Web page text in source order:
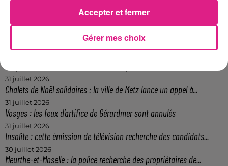
Officiel : Gauthier Hein quitte le FC Metz pour l'OGC Nice
Officiel : le lac de Madine reporte son feu d’artifice
31 juillet 2026
Chalets de Noël solidaires : la ville de Metz lance un appel à...
31 juillet 2026
Vosges : les feux d’artifice de Gérardmer sont annulés
31 juillet 2026
Insolite : cette émission de télévision recherche des candidats...
30 juillet 2026
Meurthe-et-Moselle : la police recherche des propriétaires de...
Gérer mes choix
Accepter et fermer